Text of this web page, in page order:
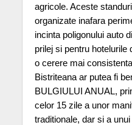
agricole. Aceste
organizate inafara
incinta poligonului auto
prilej si pentru hotelurile
o cerere mai
Bistriteana ar putea fi
BULGIULUI ANUAL,
celor 15 zile a unor
traditionale, dar si a